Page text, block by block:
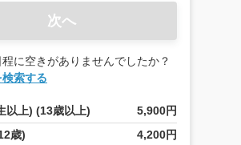
次へ
に空きがありませんでしたか？
索する
以上) (13歳以上)
5,900円
歳)
4,200円